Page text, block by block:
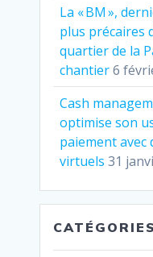
La « BM »,
plus précaires
quartier de la
chantier6
Cash
optimise son
paiement avec
virtuels 31
CATÉGORIES